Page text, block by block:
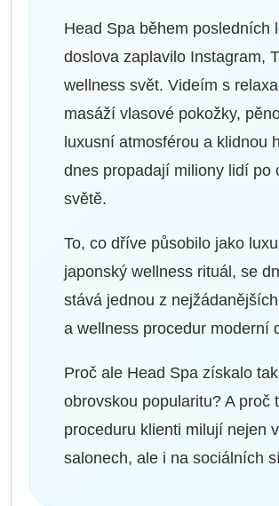
Head Spa během posledních
doslova zaplavilo Instagram,
wellness svět. Videím s
masáží vlasové pokožky,
luxusní atmosférou a klidnou
dnes propadají miliony lidí po
světě.
To, co dříve působilo jako
japonský wellness rituál, se
stává jednou z
a wellness procedur moderní
Proč ale Head Spa získalo tak
obrovskou popularitu? A proč
proceduru klienti milují nejen v
salonech, ale i na sociálních